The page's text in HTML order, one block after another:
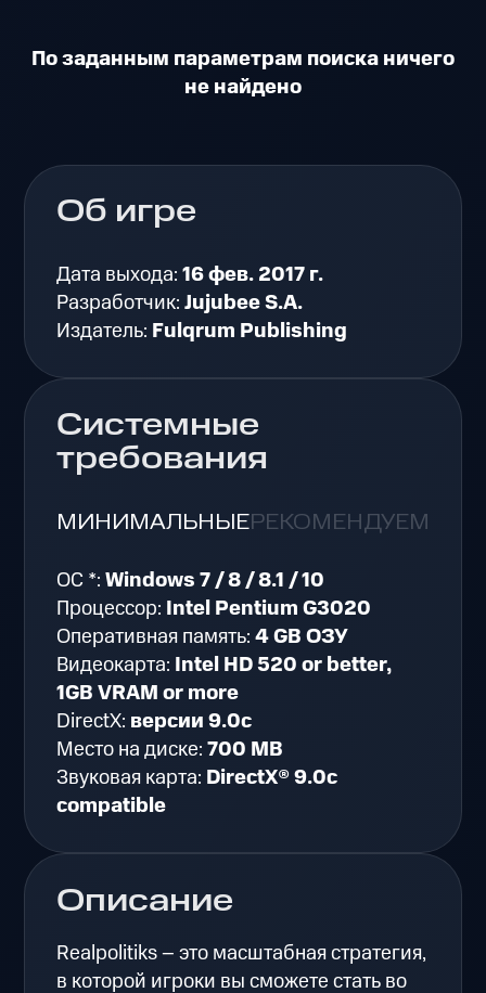
По заданным параметрам поиска ничего
не найдено
Описание
Realpolitiks – это масштабная стратегия,
в которой игроки вы сможете стать во
Об игре
Дата выхода:16 фев. 2017 г.
Разработчик:Jujubee S.A.
Издатель: Fulqrum Publishing
Системные
требования
МИНИМАЛЬНЫЕРЕКОМЕНДУЕМЫЕ
ОС *:Windows 7 / 8 / 8.1 / 10
Процессор: Intel Pentium G3020
Оперативная память:4 GB ОЗУ
Видеокарта: Intel HD 520 or better,
1GB VRAM or more
DirectX: версии 9.0c
Место на диске:700 MB
Звуковая карта: DirectX® 9.0c
compatible